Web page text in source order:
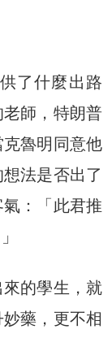
了什麼出路
師，特朗普
魯明同意他
法是否出了
：「此君推
的學生，就
藥，更不相